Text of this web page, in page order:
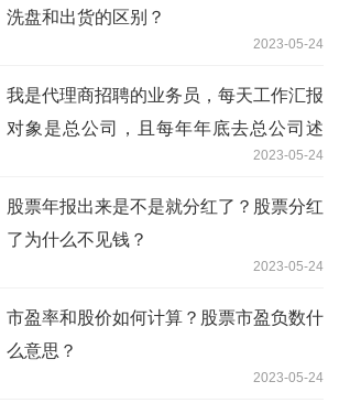
洗盘和出货的区别？
2023-05-24
我是代理商招聘的业务员，每天工作汇报
对象是总公司，且每年年底去总公司述
2023-05-24
股票年报出来是不是就分红了？股票分红
了为什么不见钱？
2023-05-24
市盈率和股价如何计算？股票市盈负数什
么意思？
2023-05-24